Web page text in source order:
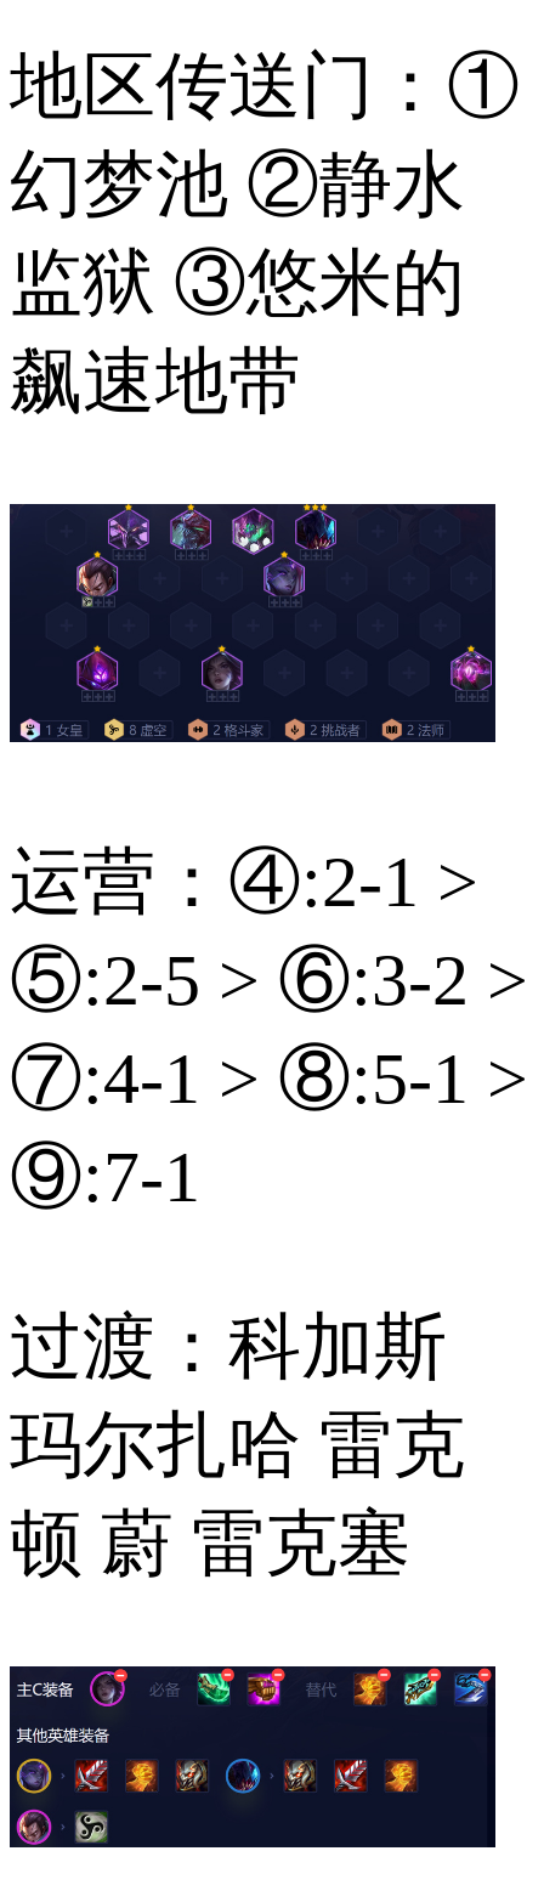
地区传送门：①
幻梦池 ②静水
监狱 ③悠米的
飙速地带
运营：④:2-1 >
⑤:2-5 > ⑥:3-2 >
⑦:4-1 > ⑧:5-1 >
⑨:7-1
过渡：科加斯
玛尔扎哈 雷克
顿 蔚 雷克塞